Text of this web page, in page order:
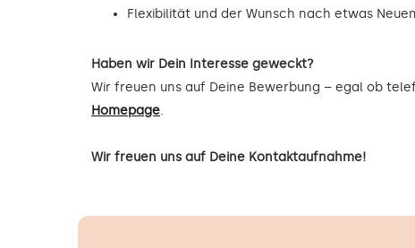
Flexibilität und der Wunsch nach etwas
Haben wir Dein Interesse geweckt?
Wir freuen uns auf Deine Bewerbung – egal ob
Homepage.
Wir freuen uns auf Deine Kontaktaufnahme!